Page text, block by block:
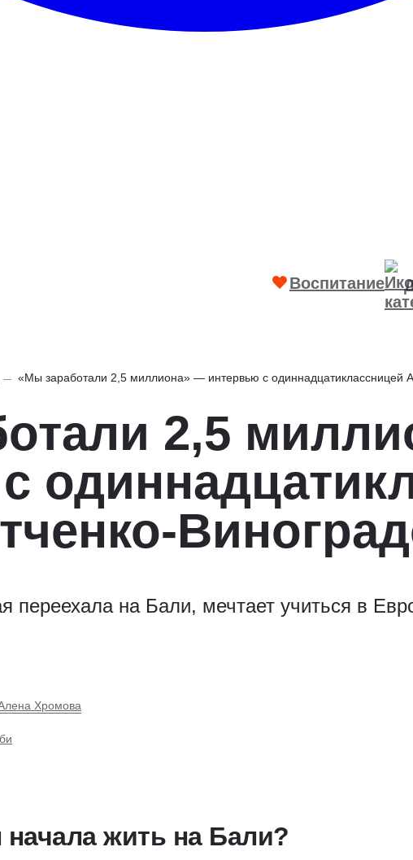
Воспитание
«Мы заработали 2,5 миллиона» — интервью с одиннадцатиклассницей
2,5
переехала на Бали, мечтает учиться в
Хромова
начала жить на Бали?